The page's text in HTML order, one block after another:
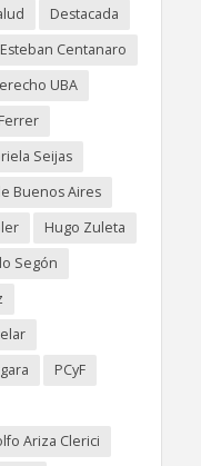
Destacada
Esteban Centanaro
UBA
Seijas
Buenos Aires
Hugo Zuleta
Segón
PCyF
Ariza Clerici